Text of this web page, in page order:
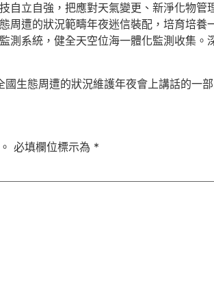
自立自強，把應對天氣變更、新淨化物
周遭的狀況範疇年夜迷信裝配，培育培
測系統，健全天空位海一體化監測收集。
生態周遭的狀況維護年夜會上講話的一部
必填欄位標示為 *